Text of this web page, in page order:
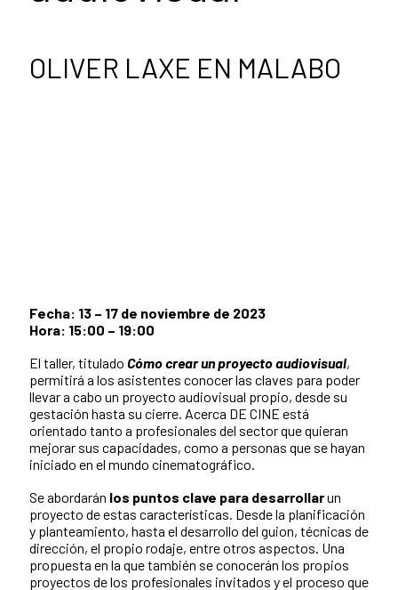
OLIVER LAXE EN MALABO
Fecha: 13 – 17 de noviembre de 2023
Hora: 15:00 – 19:00
El taller, titulado Cómo crear un proyecto audiovisual,
permitirá a los asistentes conocer las claves para poder
llevar a cabo un proyecto audiovisual propio, desde su
gestación hasta su cierre. Acerca DE CINE está
orientado tanto a profesionales del sector que quieran
mejorar sus capacidades, como a personas que se hayan
iniciado en el mundo cinematográfico.
Se abordarán los puntos clave para desarrollarun
proyecto de estas características. Desde la planificación
y planteamiento, hasta el desarrollo del guion, técnicas de
dirección, el propio rodaje, entre otros aspectos. Una
propuesta en la que también se conocerán los propios
proyectos de los profesionales invitados y el proceso que